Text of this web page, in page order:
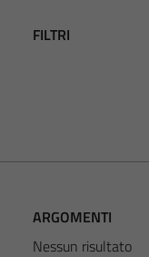
FILTRI
ARGOMENTI
Nessun risultato